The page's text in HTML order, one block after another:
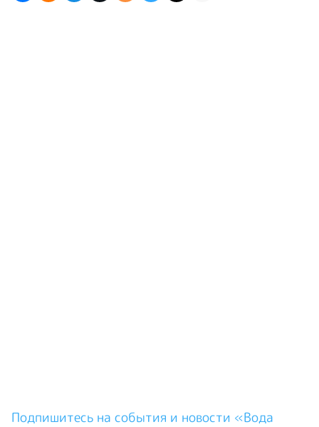
Подпишитесь на события и новости «Вода